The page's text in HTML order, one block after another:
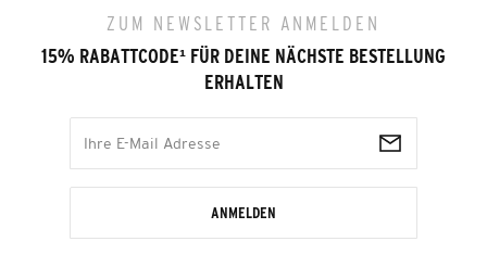
ZUM NEWSLETTER ANMELDEN
15% RABATTCODE¹ FÜR DEINE NÄCHSTE BESTELLUNG
ERHALTEN
ANMELDEN